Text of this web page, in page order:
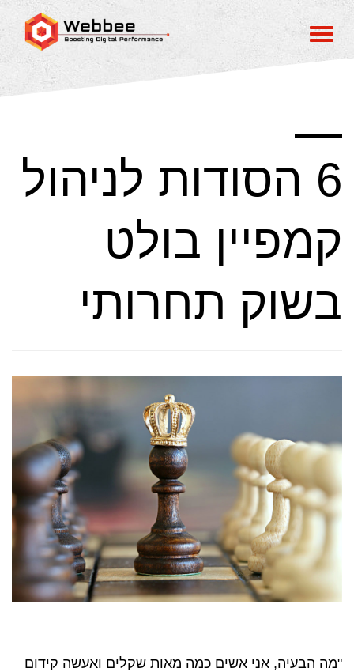
6 הסודות לניהול
קמפיין בולט
בשוק תחרותי
"מה הבעיה, אני אשים כמה מאות שקלים ואעשה קידום